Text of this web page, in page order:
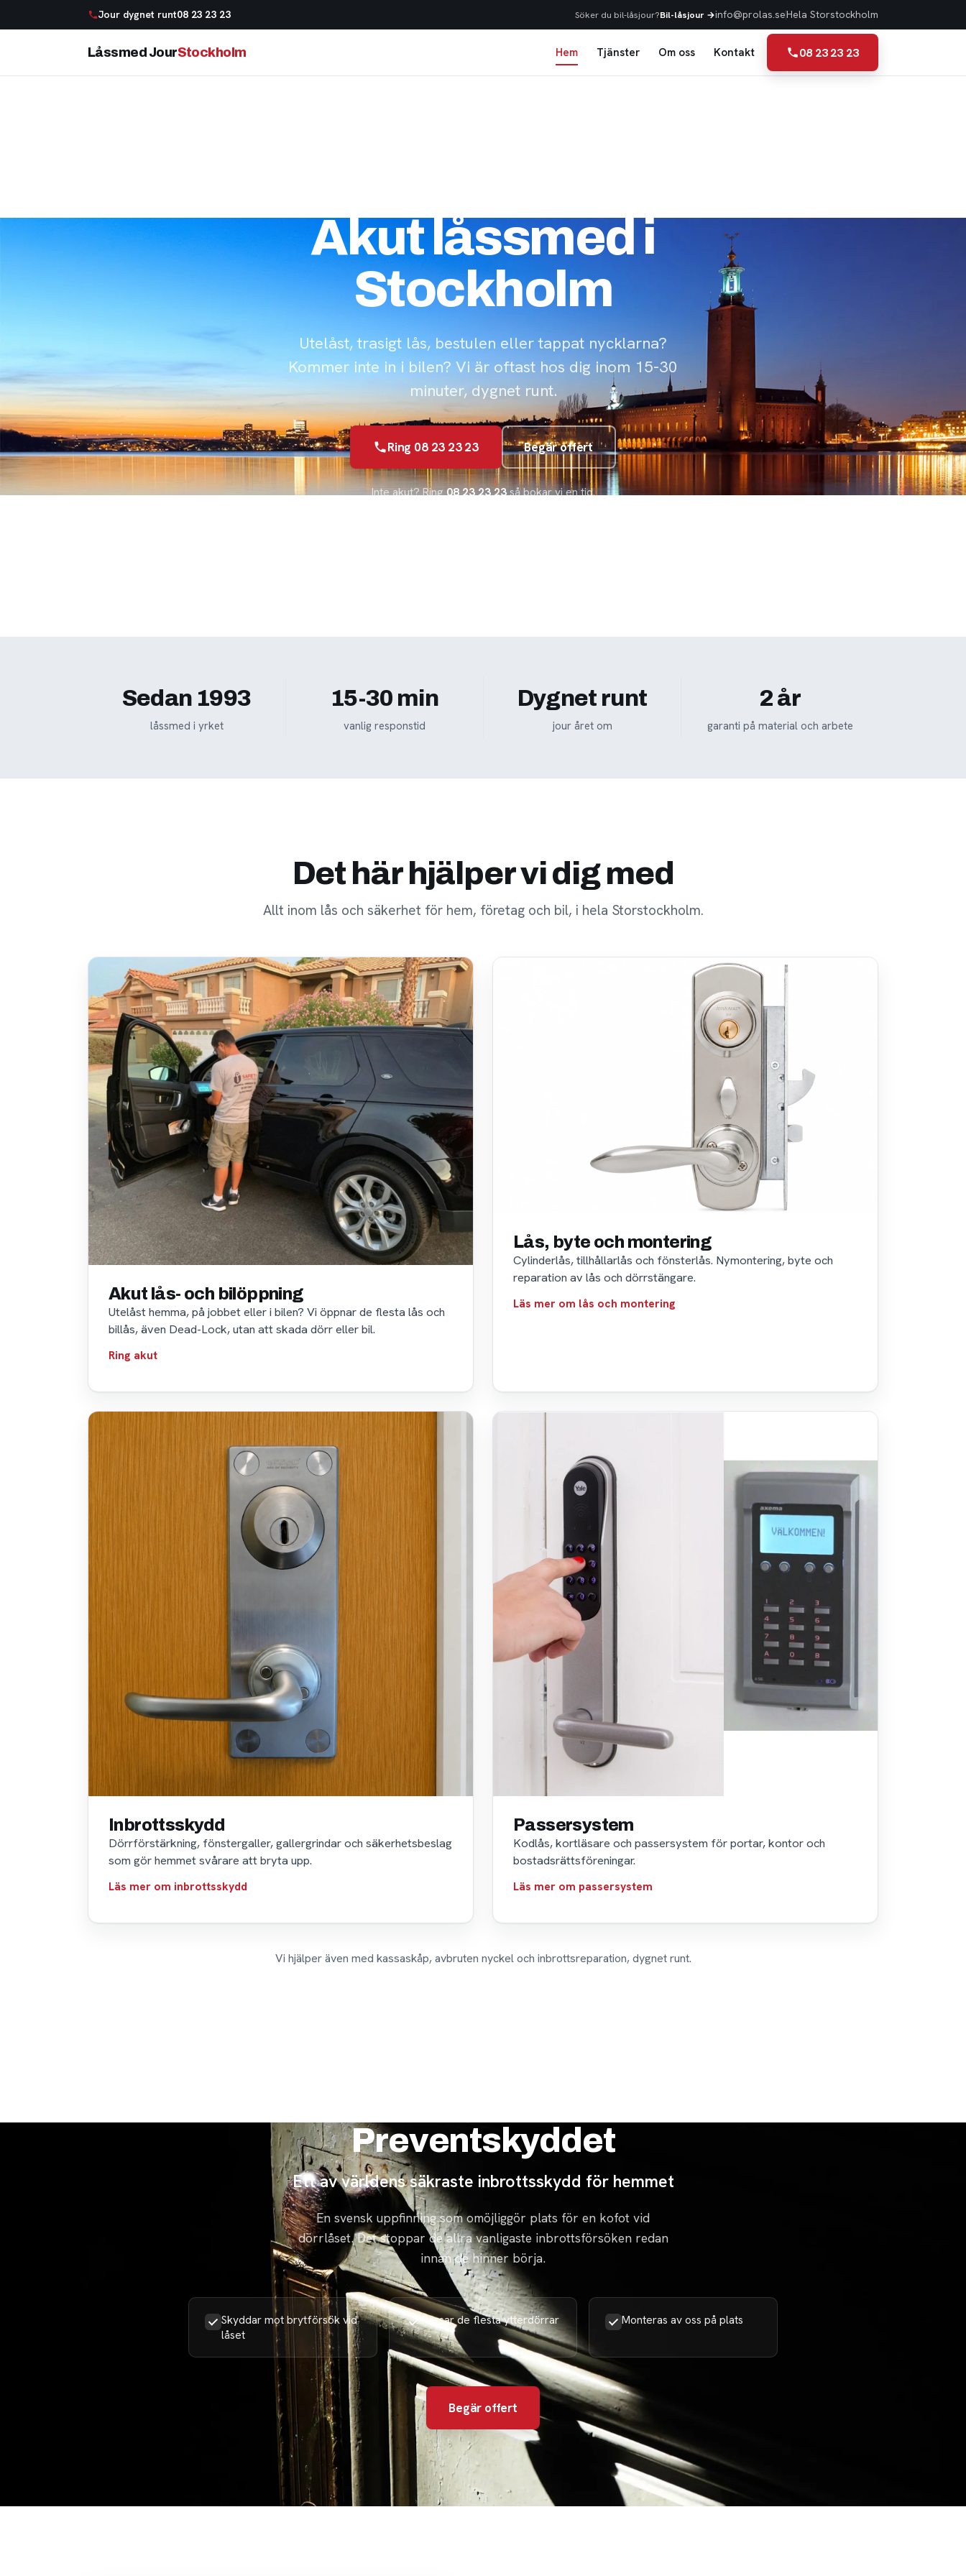
Jour dygnet runt08 23 23 23 Söker du bil-låsjour?Bil-låsjour →info@prolas.seHela Storstockholm
Låssmed JourStockholm Hem Tjänster Om oss Kontakt 08 23 23 23
Akut låssmed i
Stockholm
Utelåst, trasigt lås, bestulen eller tappat nycklarna?
Kommer inte in i bilen? Vi är oftast hos dig inom 15-30
minuter, dygnet runt.
Ring 08 23 23 23 Begär offert
Inte akut? Ring08 23 23 23så bokar vi en tid.
Sedan 1993
låssmed i yrket
15-30 min
vanlig responstid
Dygnet runt
jour året om
2 år
garanti på material och arbete
Det här hjälper vi dig med
Allt inom lås och säkerhet för hem, företag och bil, i hela Storstockholm.
Akut lås- och bilöppning
Utelåst hemma, på jobbet eller i bilen? Vi öppnar de flesta lås och
billås, även Dead-Lock, utan att skada dörr eller bil.
Ring akut
Lås, byte och montering
Cylinderlås, tillhållarlås och fönsterlås. Nymontering, byte och
reparation av lås och dörrstängare.
Läs mer om lås och montering
Inbrottsskydd
Dörrförstärkning, fönstergaller, gallergrindar och säkerhetsbeslag
som gör hemmet svårare att bryta upp.
Läs mer om inbrottsskydd
Passersystem
Kodlås, kortläsare och passersystem för portar, kontor och
bostadsrättsföreningar.
Läs mer om passersystem
Vi hjälper även med kassaskåp, avbruten nyckel och inbrottsreparation, dygnet runt.
Preventskyddet
Ett av världens säkraste inbrottsskydd för hemmet
En svensk uppfinning som omöjliggör plats för en kofot vid
dörrlåset. Det stoppar de allra vanligaste inbrottsförsöken redan
innan de hinner börja.
Skyddar mot brytförsök vid
låset
Passar de flesta ytterdörrar Monteras av oss på plats
Begär offert